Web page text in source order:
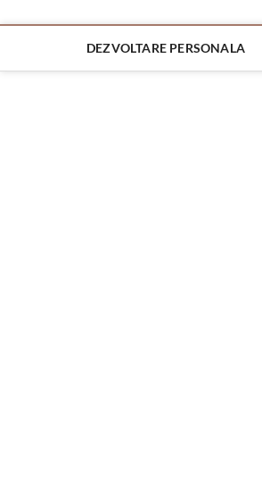
DEZVOLTARE PERSONALA